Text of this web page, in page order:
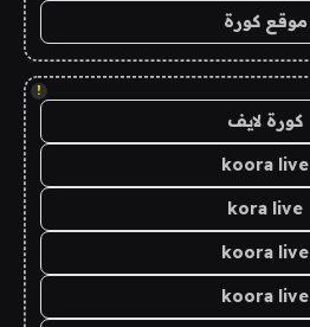
موقع كورة
!
كورة لايف
koora live
kora live
koora live
koora live